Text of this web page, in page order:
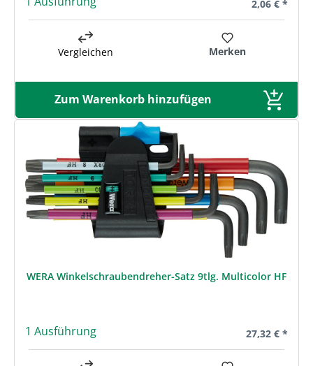
2,06 € *
Vergleichen Merken
Zum Warenkorb hinzufügen
WERA Winkelschraubendreher-Satz 9tlg. Multicolor HF
1 Ausführung Regulärer
27,32 € *